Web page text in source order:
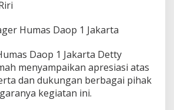
Humas Daop 1 Jakarta
Daop 1 Jakarta Detty
menyampaikan apresiasi atas
dan dukungan berbagai pihak
kegiatan ini.